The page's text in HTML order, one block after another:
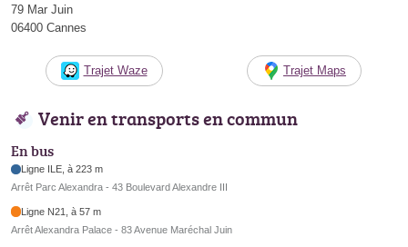
79 Mar Juin
06400 Cannes
Trajet Waze Trajet Maps
Venir en transports en commun
En bus
Ligne ILE, à 223 m
Arrêt Parc Alexandra - 43 Boulevard Alexandre III
Ligne N21, à 57 m
Arrêt Alexandra Palace - 83 Avenue Maréchal Juin